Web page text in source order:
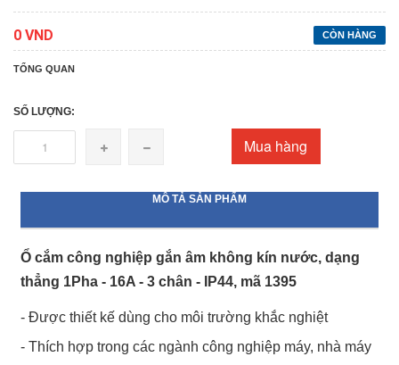
CÒN HÀNG
0 VND
TỔNG QUAN
SỐ LƯỢNG:
Mua hàng
MÔ TẢ SẢN PHẨM
Ổ cắm công nghiệp gắn âm không kín nước, dạng
thẳng 1Pha - 16A - 3 chân - IP44, mã 1395
- Được thiết kế dùng cho môi trường khắc nghiệt
- Thích hợp trong các ngành công nghiệp máy, nhà máy